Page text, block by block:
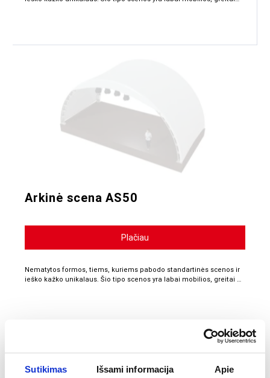
Sutikimas Išsami informacija Apie
Arkinė scena AS50
Plačiau
Nematytos formos, tiems, kuriems pabodo standartinės scenos ir
ieško kažko unikalaus. Šio tipo scenos yra labai mobilios, greitai …